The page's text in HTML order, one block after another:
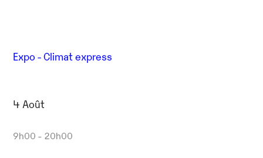
Expo - Climat express
4 Août
9h00 - 20h00